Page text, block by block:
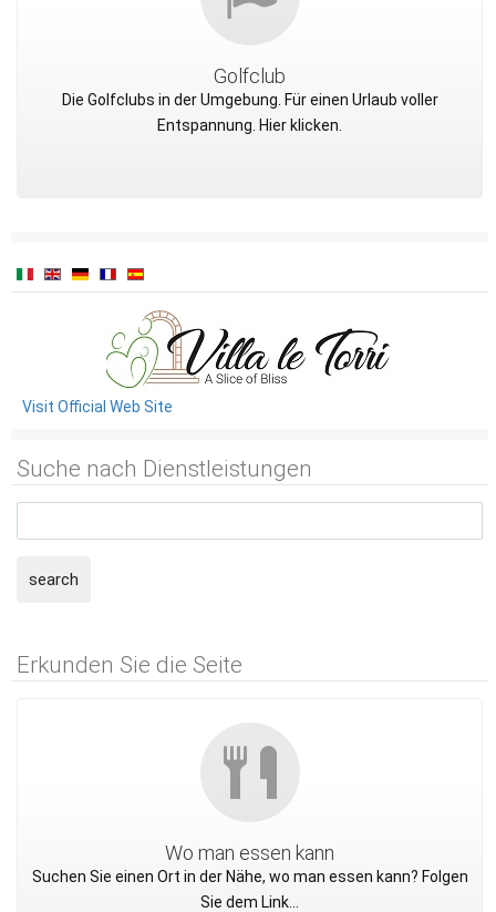
Golfclub
Die Golfclubs in der Umgebung. Für einen Urlaub voller
Entspannung. Hier klicken.
Visit Official Web Site
Suche nach Dienstleistungen
search
Erkunden Sie die Seite
Wo man essen kann
Suchen Sie einen Ort in der Nähe, wo man essen kann? Folgen
Sie dem Link...